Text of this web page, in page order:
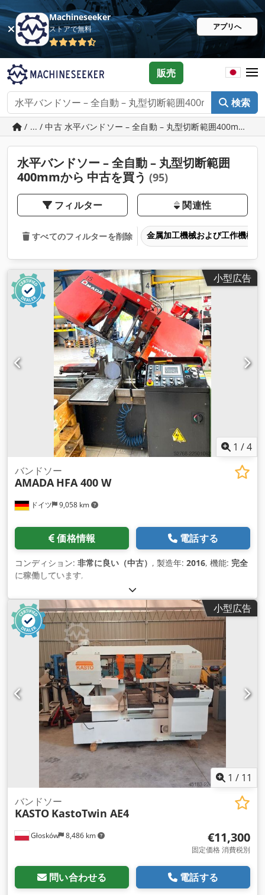
Machineseeker
ストアで無料 アプリへ
検索
販売
/ ... / 中古 水平バンドソー – 全自動 – 丸型切断範囲400mmか
水平バンドソー – 全自動 – 丸型切断範囲
400mmから 中古を買う (95)
フィルター 関連性
すべてのフィルターを削除 金属加工機械および工作機械
小型広告
1 /4
ドイツ 9,058 km
バンドソー
AMADA HFA 400 W
価格情報 電話する
コンディション: 非常に良い（中古） , 製造年: 2016, 機能: 完全
に稼働しています,
小型広告
1 / 11
Głosków 8,486 km
バンドソー
KASTO KastoTwin AE4
€11,300
固定価格 消費税別
問い合わせる 電話する